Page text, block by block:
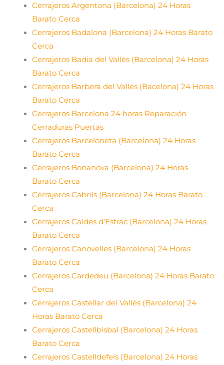
Cerrajeros Argentona (Barcelona) 24 Horas
Barato Cerca
Cerrajeros Badalona (Barcelona) 24 Horas Barato
Cerca
Cerrajeros Badia del Vallès (Barcelona) 24 Horas
Barato Cerca
Cerrajeros Barbera del Valles (Bacelona) 24 Horas
Barato Cerca
Cerrajeros Barcelona 24 horas Reparación
Cerraduras Puertas
Cerrajeros Barceloneta (Barcelona) 24 Horas
Barato Cerca
Cerrajeros Bonanova (Barcelona) 24 Horas
Barato Cerca
Cerrajeros Cabrils (Barcelona) 24 Horas Barato
Cerca
Cerrajeros Caldes d’Estrac (Barcelona) 24 Horas
Barato Cerca
Cerrajeros Canovelles (Barcelona) 24 Horas
Barato Cerca
Cerrajeros Cardedeu (Barcelona) 24 Horas Barato
Cerca
Cerrajeros Castellar del Vallès (Barcelona) 24
Horas Barato Cerca
Cerrajeros Castellbisbal (Barcelona) 24 Horas
Barato Cerca
Cerrajeros Castelldefels (Barcelona) 24 Horas